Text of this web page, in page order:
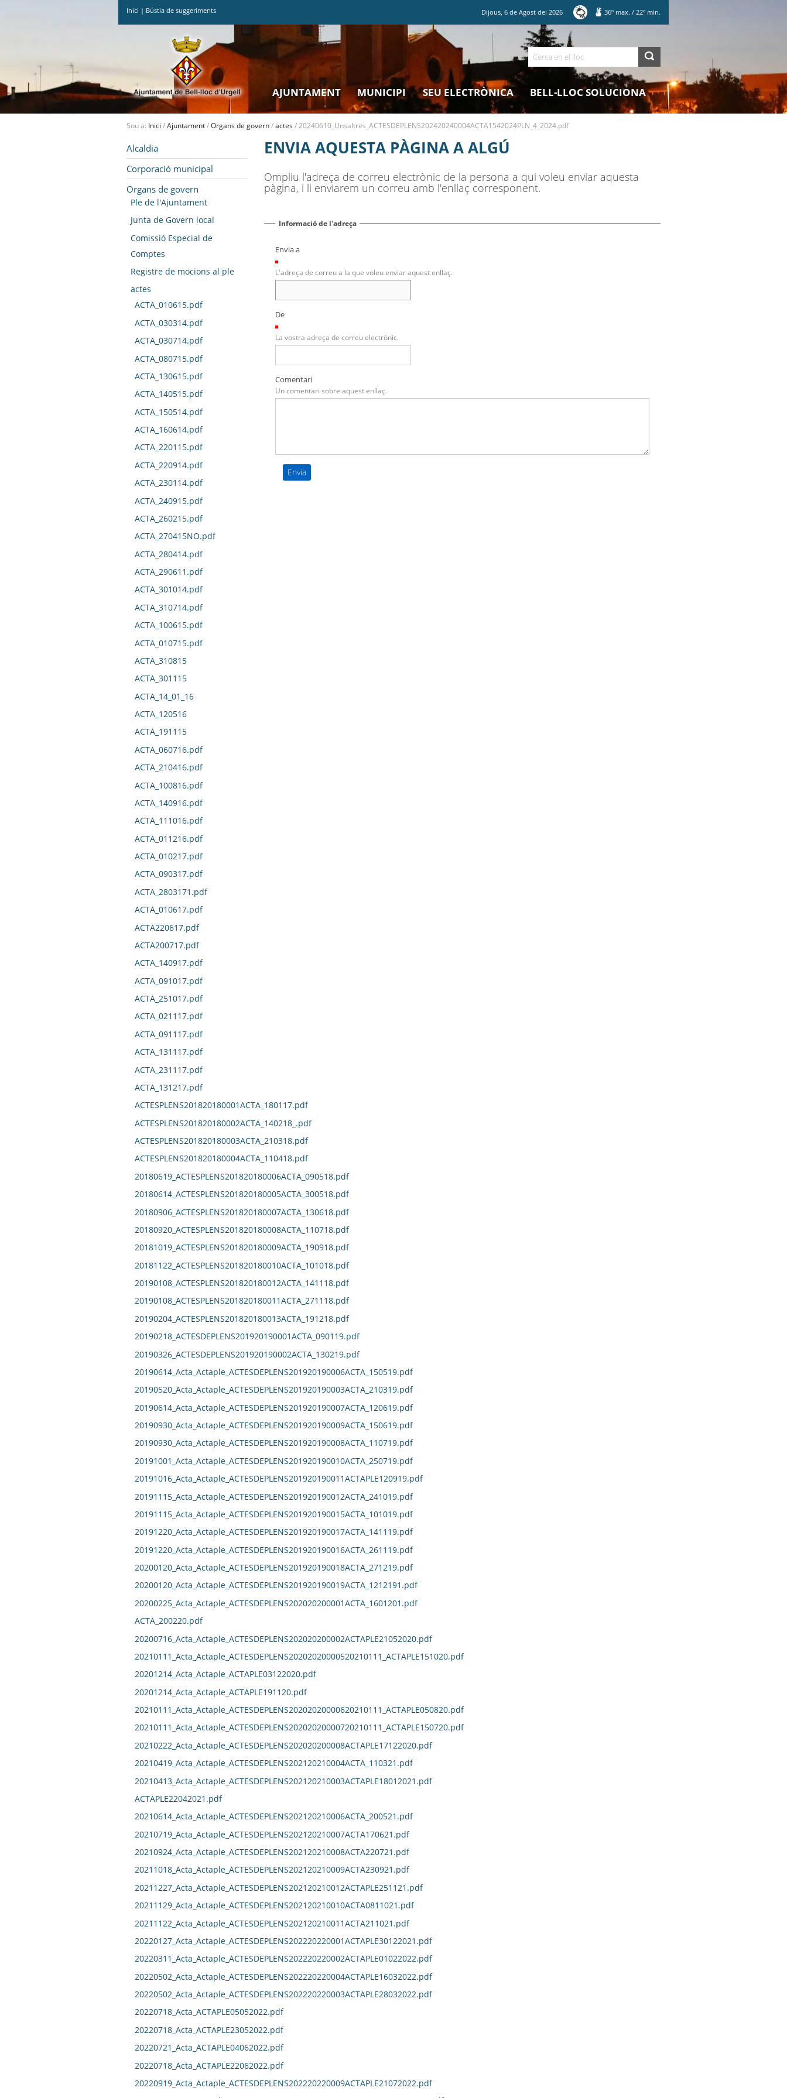
Inici | Bústia de suggeriments Dijous,6 deAgost del2026 36º max. / 22º min.
Cerca
AJUNTAMENT MUNICIPI SEU ELECTRÒNICA BELL-LLOC SOLUCIONA
Sou a: Inici /Ajuntament/Organs de govern/actes/20240610_Unsaltres_ACTESDEPLENS202420240004ACTA1542024PLN_4_2024.pdf
Alcaldia
Corporació municipal
Organs de govern
Ple de l'Ajuntament
Junta de Govern local
Comissió Especial de
Comptes
Registre de mocions al ple
actes
ACTA_010615.pdf
ACTA_030314.pdf
ACTA_030714.pdf
ACTA_080715.pdf
ACTA_130615.pdf
ACTA_140515.pdf
ACTA_150514.pdf
ACTA_160614.pdf
ACTA_220115.pdf
ACTA_220914.pdf
ACTA_230114.pdf
ACTA_240915.pdf
ACTA_260215.pdf
ACTA_270415NO.pdf
ACTA_280414.pdf
ACTA_290611.pdf
ACTA_301014.pdf
ACTA_310714.pdf
ACTA_100615.pdf
ACTA_010715.pdf
ACTA_310815
ACTA_301115
ACTA_14_01_16
ACTA_120516
ACTA_191115
ACTA_060716.pdf
ACTA_210416.pdf
ACTA_100816.pdf
ACTA_140916.pdf
ACTA_111016.pdf
ACTA_011216.pdf
ACTA_010217.pdf
ACTA_090317.pdf
ACTA_2803171.pdf
ACTA_010617.pdf
ACTA220617.pdf
ACTA200717.pdf
ACTA_140917.pdf
ACTA_091017.pdf
ACTA_251017.pdf
ACTA_021117.pdf
ACTA_091117.pdf
ACTA_131117.pdf
ACTA_231117.pdf
ACTA_131217.pdf
ACTESPLENS201820180001ACTA_180117.pdf
ACTESPLENS201820180002ACTA_140218_.pdf
ACTESPLENS201820180003ACTA_210318.pdf
ACTESPLENS201820180004ACTA_110418.pdf
20180619_ACTESPLENS201820180006ACTA_090518.pdf
20180614_ACTESPLENS201820180005ACTA_300518.pdf
20180906_ACTESPLENS201820180007ACTA_130618.pdf
20180920_ACTESPLENS201820180008ACTA_110718.pdf
20181019_ACTESPLENS201820180009ACTA_190918.pdf
20181122_ACTESPLENS201820180010ACTA_101018.pdf
20190108_ACTESPLENS201820180012ACTA_141118.pdf
20190108_ACTESPLENS201820180011ACTA_271118.pdf
20190204_ACTESPLENS201820180013ACTA_191218.pdf
20190218_ACTESDEPLENS201920190001ACTA_090119.pdf
20190326_ACTESDEPLENS201920190002ACTA_130219.pdf
20190614_Acta_Actaple_ACTESDEPLENS201920190006ACTA_150519.pdf
20190520_Acta_Actaple_ACTESDEPLENS201920190003ACTA_210319.pdf
20190614_Acta_Actaple_ACTESDEPLENS201920190007ACTA_120619.pdf
20190930_Acta_Actaple_ACTESDEPLENS201920190009ACTA_150619.pdf
20190930_Acta_Actaple_ACTESDEPLENS201920190008ACTA_110719.pdf
20191001_Acta_Actaple_ACTESDEPLENS201920190010ACTA_250719.pdf
20191016_Acta_Actaple_ACTESDEPLENS201920190011ACTAPLE120919.pdf
20191115_Acta_Actaple_ACTESDEPLENS201920190012ACTA_241019.pdf
20191115_Acta_Actaple_ACTESDEPLENS201920190015ACTA_101019.pdf
20191220_Acta_Actaple_ACTESDEPLENS201920190017ACTA_141119.pdf
20191220_Acta_Actaple_ACTESDEPLENS201920190016ACTA_261119.pdf
20200120_Acta_Actaple_ACTESDEPLENS201920190018ACTA_271219.pdf
20200120_Acta_Actaple_ACTESDEPLENS201920190019ACTA_1212191.pdf
20200225_Acta_Actaple_ACTESDEPLENS202020200001ACTA_1601201.pdf
ACTA_200220.pdf
20200716_Acta_Actaple_ACTESDEPLENS202020200002ACTAPLE21052020.pdf
20210111_Acta_Actaple_ACTESDEPLENS20202020000520210111_ACTAPLE151020.pdf
20201214_Acta_Actaple_ACTAPLE03122020.pdf
20201214_Acta_Actaple_ACTAPLE191120.pdf
20210111_Acta_Actaple_ACTESDEPLENS20202020000620210111_ACTAPLE050820.pdf
20210111_Acta_Actaple_ACTESDEPLENS20202020000720210111_ACTAPLE150720.pdf
20210222_Acta_Actaple_ACTESDEPLENS202020200008ACTAPLE17122020.pdf
20210419_Acta_Actaple_ACTESDEPLENS202120210004ACTA_110321.pdf
20210413_Acta_Actaple_ACTESDEPLENS202120210003ACTAPLE18012021.pdf
ACTAPLE22042021.pdf
20210614_Acta_Actaple_ACTESDEPLENS202120210006ACTA_200521.pdf
20210719_Acta_Actaple_ACTESDEPLENS202120210007ACTA170621.pdf
20210924_Acta_Actaple_ACTESDEPLENS202120210008ACTA220721.pdf
20211018_Acta_Actaple_ACTESDEPLENS202120210009ACTA230921.pdf
20211227_Acta_Actaple_ACTESDEPLENS202120210012ACTAPLE251121.pdf
20211129_Acta_Actaple_ACTESDEPLENS202120210010ACTA0811021.pdf
20211122_Acta_Actaple_ACTESDEPLENS202120210011ACTA211021.pdf
20220127_Acta_Actaple_ACTESDEPLENS202220220001ACTAPLE30122021.pdf
20220311_Acta_Actaple_ACTESDEPLENS202220220002ACTAPLE01022022.pdf
20220502_Acta_Actaple_ACTESDEPLENS202220220004ACTAPLE16032022.pdf
20220502_Acta_Actaple_ACTESDEPLENS202220220003ACTAPLE28032022.pdf
20220718_Acta_ACTAPLE05052022.pdf
20220718_Acta_ACTAPLE23052022.pdf
20220721_Acta_ACTAPLE04062022.pdf
20220718_Acta_ACTAPLE22062022.pdf
20220919_Acta_Actaple_ACTESDEPLENS202220220009ACTAPLE21072022.pdf
ENVIA AQUESTA PÀGINA A ALGÚ
Ompliu l'adreça de correu electrònic de la persona a qui voleu enviar aquesta
pàgina, i li enviarem un correu amb l'enllaç corresponent.
Informació de l'adreça
Envia a
L'adreça de correu a la que voleu enviar aquest enllaç.
De
La vostra adreça de correu electrònic.
Comentari
Un comentari sobre aquest enllaç.